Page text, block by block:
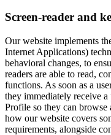
Screen-reader and
Our website implements
Internet Applications)
behavioral changes, to
readers are able to read,
functions. As soon as a
they immediately receive a
Profile so they can browse
how our website covers
requirements, alongside